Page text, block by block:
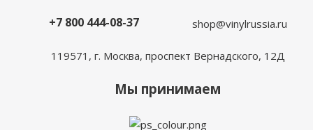
+7 800 444-08-37
shop@vinylrussia.ru
119571, г. Москва, проспект Вернадского, 12Д
Мы принимаем